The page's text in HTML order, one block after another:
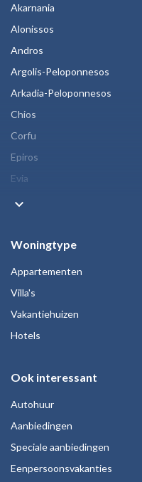
Akarnania
Alonissos
Andros
Argolis-Peloponnesos
Arkadia-Peloponnesos
Chios
Corfu
Epiros
Evia
keyboard_arrow_down
Woningtype
Appartementen
Villa's
Vakantiehuizen
Hotels
Ook interessant
Autohuur
Aanbiedingen
Speciale aanbiedingen
Eenpersoonsvakanties